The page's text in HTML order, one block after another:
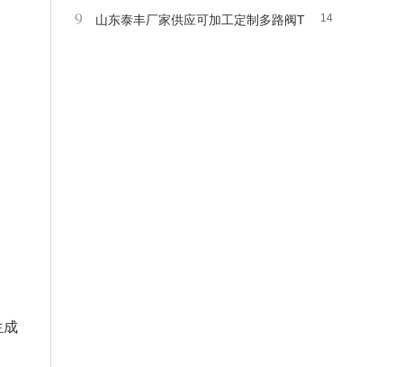
成
14
9
山东泰丰厂家供应可加工定制多路阀T